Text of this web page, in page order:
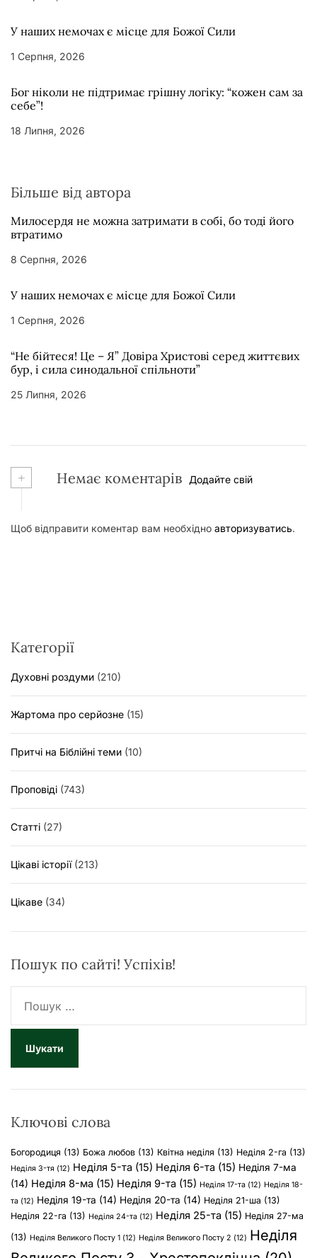
У наших немочах є місце для Божої Сили
1 Серпня, 2026
Бог ніколи не підтримає грішну логіку: “кожен сам за
себе”!
18 Липня, 2026
Більше від автора
Милосердя не можна затримати в собі, бо тоді його
втратимо
8 Серпня, 2026
У наших немочах є місце для Божої Сили
1 Серпня, 2026
“Не бійтеся! Це – Я” Довіра Христові серед життєвих
бур, і сила синодальної спільноти”
25 Липня, 2026
+ Немає коментарів Додайте свій
Щоб відправити коментар вам необхідно авторизуватись.
Категорії
Духовні роздуми (210)
Жартома про серйозне (15)
Притчі на Біблійні теми (10)
Проповіді (743)
Статті (27)
Цікаві історії(213)
Цікаве (34)
Пошук по сайті! Успіхів!
ш
к
Ключові слова
Богородиця (13) Божа любов (13) Квітна неділя (13) Неділя 2-га (13)
Неділя 3-тя (12) Неділя 5-та (15) Неділя 6-та (15) Неділя 7-ма
(14) Неділя 8-ма (15) Неділя 9-та (15) Неділя 17-та (12) Неділя 18-
та (12) Неділя 19-та (14) Неділя 20-та (14) Неділя 21-ша (13)
Неділя 22-га (13) Неділя 24-та (12) Неділя 25-та (15) Неділя 27-ма
(13) Неділя Великого Посту 1 (12) Неділя Великого Посту 2 (12) Неділя